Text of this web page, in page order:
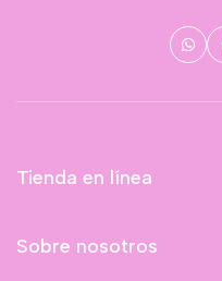
Tienda en línea
Sobre nosotros